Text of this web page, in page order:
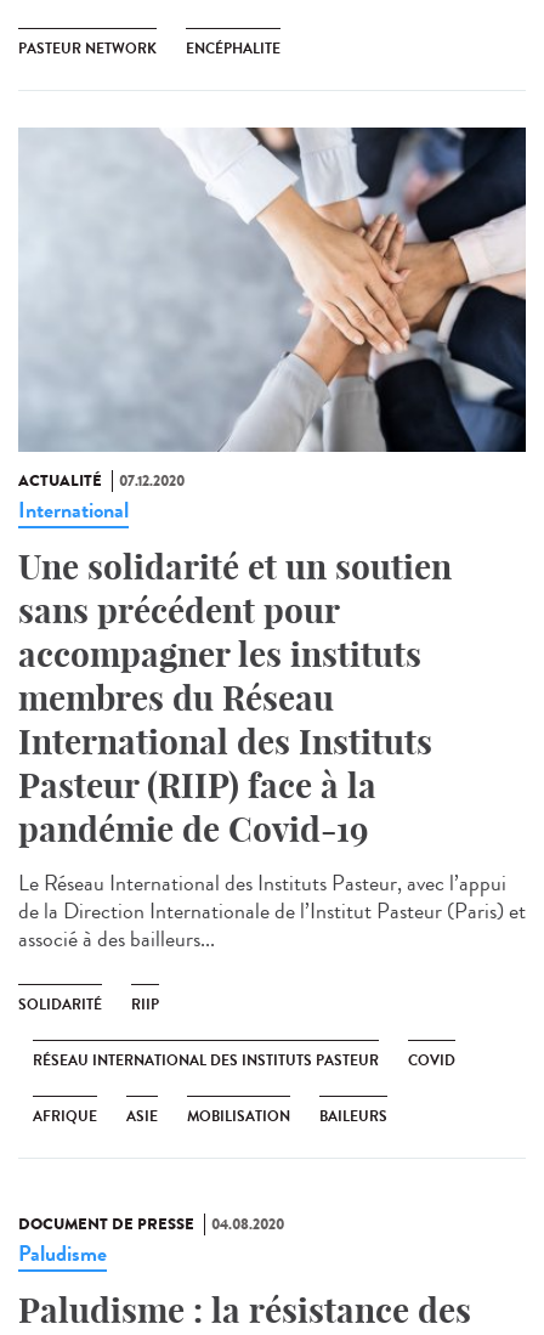
PASTEUR NETWORK ENCÉPHALITE
ACTUALITÉ 07.12.2020
International
Une solidarité et un soutien
sans précédent pour
accompagner les instituts
membres du Réseau
International des Instituts
Pasteur (RIIP) face à la
pandémie de Covid-19
Le Réseau International des Instituts Pasteur, avec l’appui
de la Direction Internationale de l’Institut Pasteur (Paris) et
associé à des bailleurs...
SOLIDARITÉ RIIP
RÉSEAU INTERNATIONAL DES INSTITUTS PASTEUR COVID
AFRIQUE ASIE MOBILISATION BAILEURS
DOCUMENT DE PRESSE 04.08.2020
Paludisme
Paludisme : la résistance des